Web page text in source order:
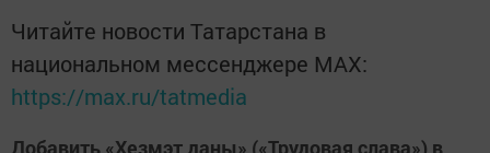
Читайте новости Татарстана в
национальном мессенджере MАХ:
https://max.ru/tatmedia
Добавить «Хезмэт даны» («Трудовая слава») в